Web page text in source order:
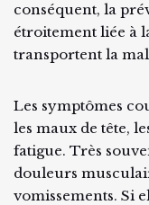
conséquent, la
étroitement liée à
transportent la
Les symptômes
les maux de tête,
fatigue. Très
douleurs
vomissements. Si